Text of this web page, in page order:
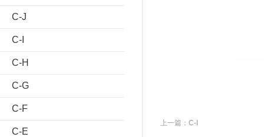
C-J
C-I
C-H
C-G
C-F
C-E
上一篇： C-I